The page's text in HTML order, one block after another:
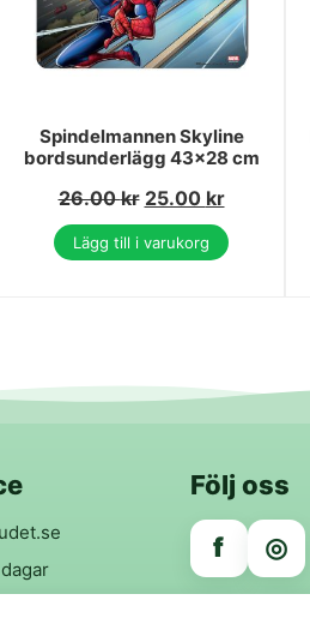
Spindelmannen Skyline
bordsunderlägg 43x28 cm
26.00kr 25.00 kr
Lägg till i varukorg
kr
Följ oss
f ◎